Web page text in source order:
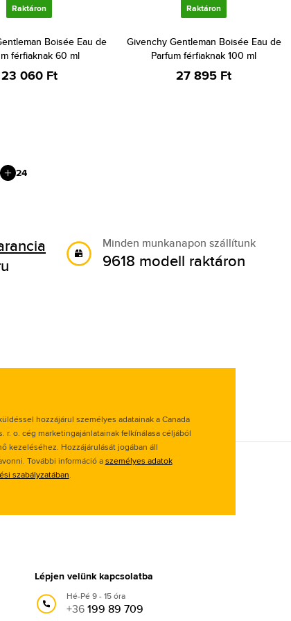
Raktáron
Boisée Eau de
férfiaknak 60 ml
23 060 Ft
Raktáron
Givenchy Gentleman Boisée Eau de
Parfum férfiaknak 100 ml
27 895 Ft
24
Minden munkanapon szállítunk
9618 modell raktáron
hozzájárul személyes adatainak a Canada
r. o. cég marketingajánlatainak felkínálasa céljából
kezeléséhez. Hozzájárulását jogában áll
További információ aszemélyes adatok
szabályzatában.
Lépjen velünk kapcsolatba
Hé-Pé 9 - 15 óra
+36199 89 709